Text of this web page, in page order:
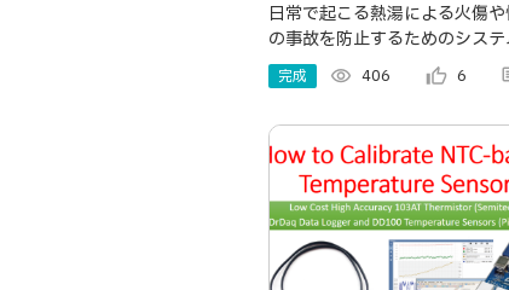
日常で起こる熱湯による火傷
の事故を防止するためのシス
す。 温度センサで測定した水
ィスプレイに表示させ、一定以
を知らせてくれます。
完成 visibility 406 thumb_up_alt 6